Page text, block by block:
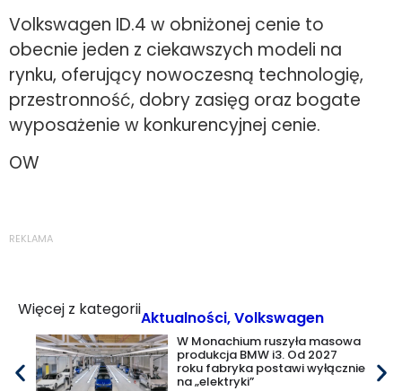
Volkswagen ID.4 w obniżonej cenie to
obecnie jeden z ciekawszych modeli na
rynku, oferujący nowoczesną technologię,
przestronność, dobry zasięg oraz bogate
wyposażenie w konkurencyjnej cenie.
OW
REKLAMA
Więcej z kategoriiAktualności,Volkswagen
W Monachium ruszyła masowa
produkcja BMW i3. Od 2027
roku fabryka postawi wyłącznie
na „elektryki”